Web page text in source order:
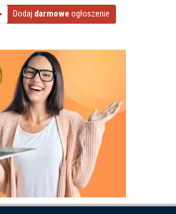
Dodaj darmowe ogłoszenie